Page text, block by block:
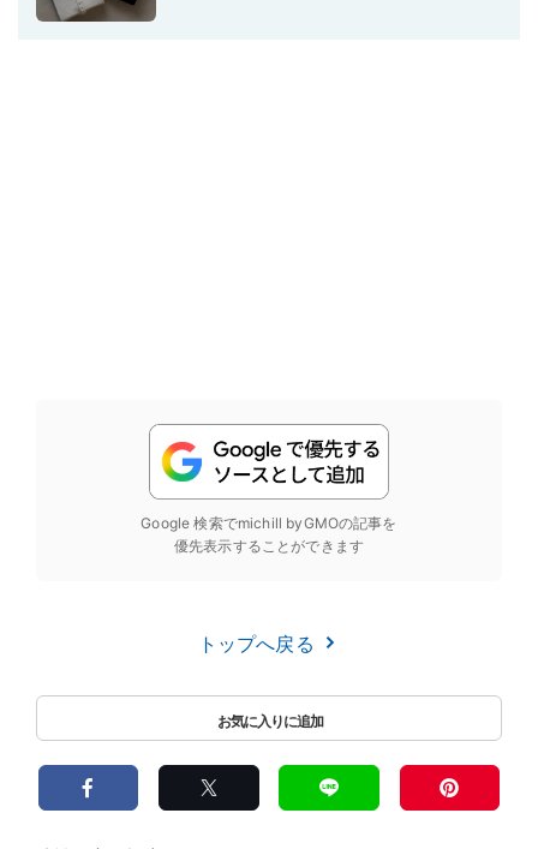
Google 検索でmichill byGMOの記事を
優先表示することができます
トップへ戻る